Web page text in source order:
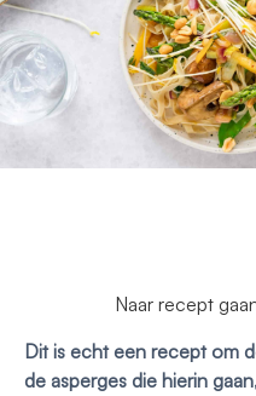
Naar recept
Dit is echt een recept om
de asperges die hierin